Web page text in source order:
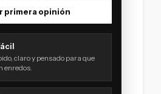
primera opinión
claro y pensado para que
enredos.